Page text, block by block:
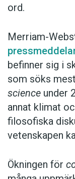
ord.
Merriam-
befinner sig i
som söks
science under
annat klimat
filosofiska
vetenskapen
Ökningen för